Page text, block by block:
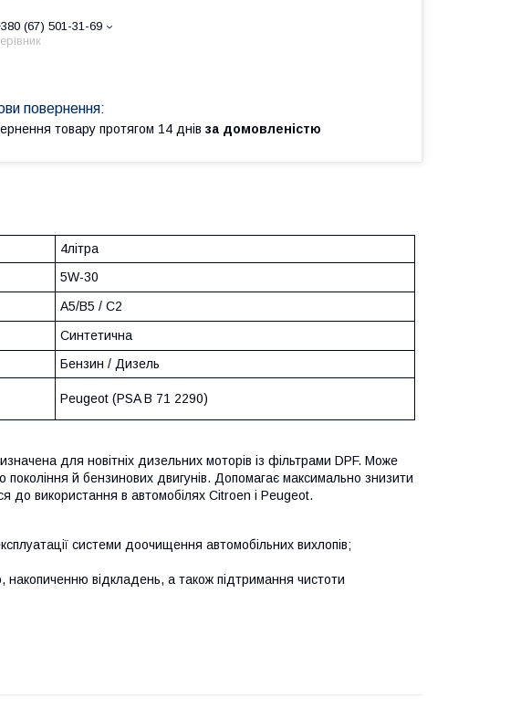
(67) 501-31-69
товару протягом 14 днів за домовленістю
4літра
5W-30
A5/B5 / C2
Синтетична
Бензин / Дизель
Peugeot (PSA B 71 2290)
для новітніх дизельних моторів із фільтрами DPF. Може
й бензинових двигунів. Допомагає максимально знизити
використання в автомобілях Citroen і Peugeot.
системи доочищення автомобільних вихлопів;
накопиченню відкладень, а також підтримання чистоти